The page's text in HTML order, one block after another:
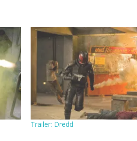
Trailer: Dredd